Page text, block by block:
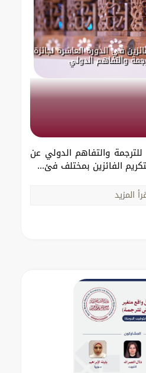
في الدورة العاشرة لجائزة
والتفاهم الدولي
والتفاهم الدولي عن
الفائزين بمختلف فئ...
المزيد